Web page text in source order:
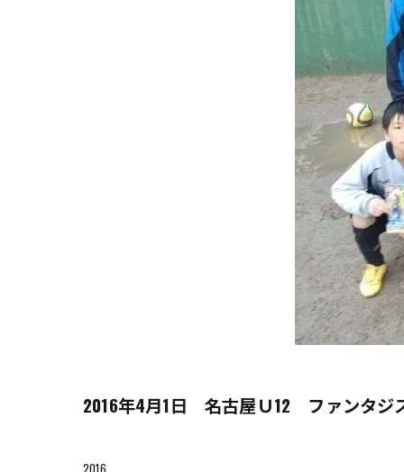
2016年4月1日 名古屋Ｕ12 ファンタジ
2016